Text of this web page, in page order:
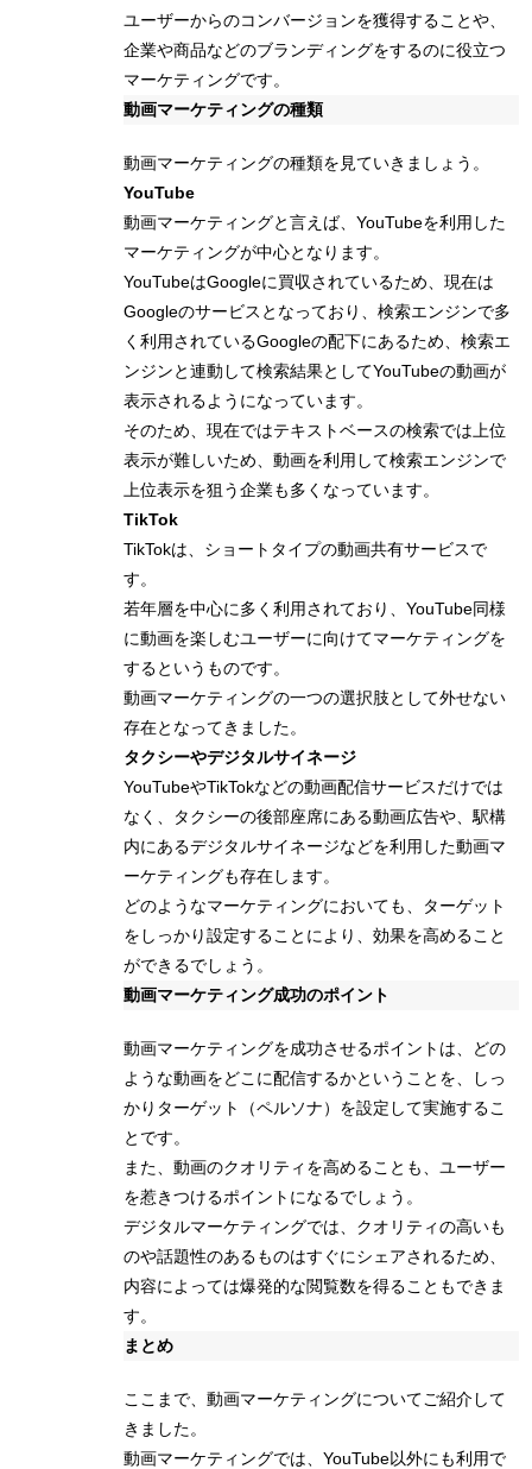
ユーザーからのコンバージョンを獲得することや、
企業や商品などのブランディングをするのに役立つ
マーケティングです。
動画マーケティングの種類
動画マーケティングの種類を見ていきましょう。
YouTube
動画マーケティングと言えば、YouTubeを利用した
マーケティングが中心となります。
YouTubeはGoogleに買収されているため、現在は
Googleのサービスとなっており、検索エンジンで多
く利用されているGoogleの配下にあるため、検索エ
ンジンと連動して検索結果としてYouTubeの動画が
表示されるようになっています。
そのため、現在ではテキストベースの検索では上位
表示が難しいため、動画を利用して検索エンジンで
上位表示を狙う企業も多くなっています。
TikTok
TikTokは、ショートタイプの動画共有サービスで
す。
若年層を中心に多く利用されており、YouTube同様
に動画を楽しむユーザーに向けてマーケティングを
するというものです。
動画マーケティングの一つの選択肢として外せない
存在となってきました。
タクシーやデジタルサイネージ
YouTubeやTikTokなどの動画配信サービスだけでは
なく、タクシーの後部座席にある動画広告や、駅構
内にあるデジタルサイネージなどを利用した動画マ
ーケティングも存在します。
どのようなマーケティングにおいても、ターゲット
をしっかり設定することにより、効果を高めること
ができるでしょう。
動画マーケティング成功のポイント
動画マーケティングを成功させるポイントは、どの
ような動画をどこに配信するかということを、しっ
かりターゲット（ペルソナ）を設定して実施するこ
とです。
また、動画のクオリティを高めることも、ユーザー
を惹きつけるポイントになるでしょう。
デジタルマーケティングでは、クオリティの高いも
のや話題性のあるものはすぐにシェアされるため、
内容によっては爆発的な閲覧数を得ることもできま
す。
まとめ
ここまで、動画マーケティングについてご紹介して
きました。
動画マーケティングでは、YouTube以外にも利用で